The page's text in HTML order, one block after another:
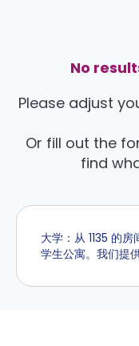
No
Please adjust
Or fill out the
find
大学：从 1135 的
学生公寓。我们提